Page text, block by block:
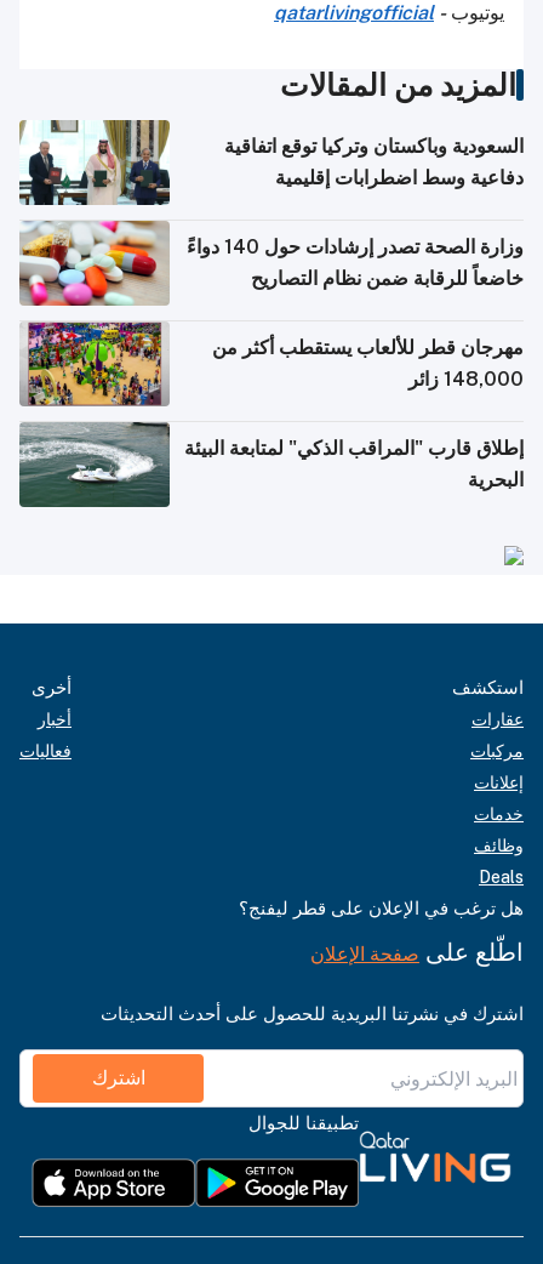
يوتيوب-
qatarlivingofficial
المزيد من المقالات
السعودية وباكستان وتركيا توقع اتفاقية
دفاعية وسط اضطرابات إقليمية
وزارة الصحة تصدر إرشادات حول 140 دواءً
خاضعاً للرقابة ضمن نظام التصاريح
مهرجان قطر للألعاب يستقطب أكثر من
148,000 زائر
إطلاق قارب "المراقب الذكي" لمتابعة البيئة
البحرية
استكشف
عقارات
مركبات
إعلانات
خدمات
وظائف
Deals
أخرى
أخبار
فعاليات
هل ترغب في الإعلان على قطر ليفنج؟
اطّلع على صفحة الإعلان
اشترك في نشرتنا البريدية للحصول على أحدث التحديثات
اشترك
تطبيقنا للجوال